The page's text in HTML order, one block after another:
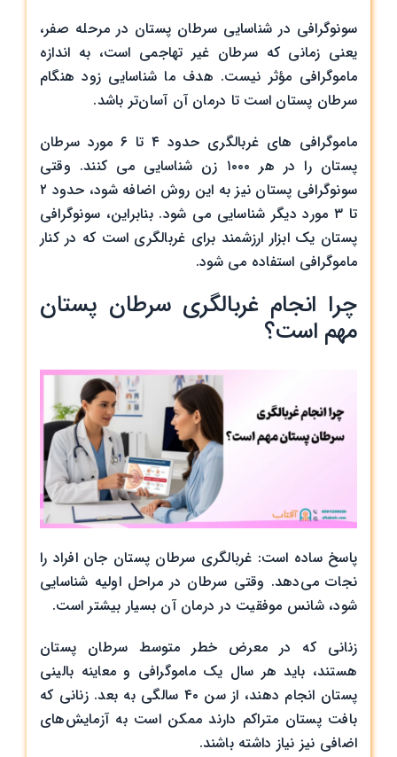
سونوگرافی در شناسایی سرطان پستان در مرحله صفر،
یعنی زمانی که سرطان غیر تهاجمی است، به اندازه
ماموگرافی مؤثر نیست. هدف ما شناسایی زود هنگام
سرطان پستان است تا درمان آن آسان‌تر باشد.
ماموگرافی ‌های غربالگری حدود ۴ تا ۶ مورد سرطان
پستان را در هر ۱۰۰۰ زن شناسایی می ‌کنند. وقتی
سونوگرافی پستان نیز به این روش اضافه شود، حدود ۲
تا ۳ مورد دیگر شناسایی می ‌شود. بنابراین، سونوگرافی
پستان یک ابزار ارزشمند برای غربالگری است که در کنار
ماموگرافی استفاده می‌ شود.
چرا انجام غربالگری سرطان پستان
مهم است؟
پاسخ ساده است: غربالگری سرطان پستان جان افراد را
نجات می‌دهد. وقتی سرطان در مراحل اولیه شناسایی
شود، شانس موفقیت در درمان آن بسیار بیشتر است.
زنانی که در معرض خطر متوسط سرطان پستان
هستند، باید هر سال یک ماموگرافی و معاینه بالینی
پستان انجام دهند، از سن ۴۰ سالگی به بعد. زنانی که
بافت پستان متراکم دارند ممکن است به آزمایش‌های
اضافی نیز نیاز داشته باشند.